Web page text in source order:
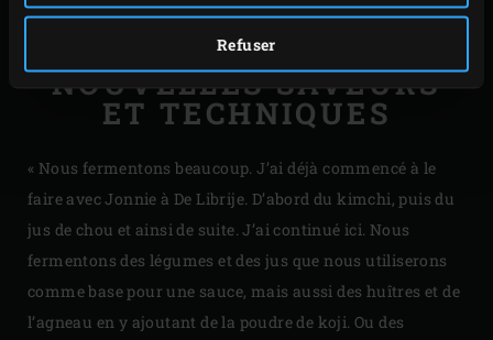
Refuser
frais dans un plat. »
NOUVELLES SAVEURS
ET TECHNIQUES
« Nous fermentons beaucoup. J’ai déjà commencé à le
faire avec Jonnie à De Librije. D’abord du kimchi, puis du
jus de chou et ainsi de suite. J’ai continué ici. Nous
fermentons des légumes et des jus que nous utiliserons
comme base pour une sauce, mais aussi des huîtres et de
l’agneau en y ajoutant de la poudre de koji. Ou des